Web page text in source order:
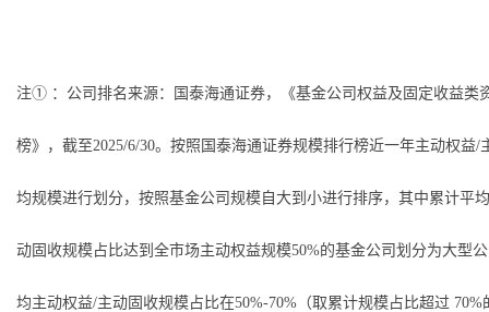
注① ：公司排名来源：国泰海通证券，《基金公司权益及固定收益类
榜》，截至2025/6/30。按照国泰海通证券规模排行榜近一年主动权益/
均规模进行划分，按照基金公司规模自大到小进行排序，其中累计平
动固收规模占比达到全市场主动权益规模50%的基金公司划分为大型
均主动权益/主动固收规模占比在50%-70%（取累计规模占比超过 70%